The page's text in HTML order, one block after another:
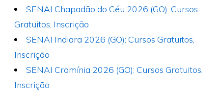
SENAI Chapadão do Céu 2026 (GO): Cursos
Gratuitos, Inscrição
SENAI Indiara 2026 (GO): Cursos Gratuitos,
Inscrição
SENAI Cromínia 2026 (GO): Cursos Gratuitos,
Inscrição